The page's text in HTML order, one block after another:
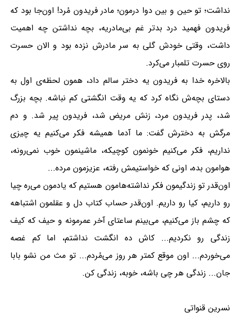
نداشت؛ تو حین و بین دوا درمون؛ مادر فریدون مُرد! اون‌جا بود که
فریدون فهمید درد بدتر غم بی‌مادریه، بچه نداشتن چه اهمیت
داشت، وقتی خودش گلی به سر مادرش نزده بود و الان حسرت
روی حسرت تلمبار می‌کرد.
بالاخره خدا به فریدون یه دختر سالم داد، همون لحظه‌ی اول به
دستای بچه‌ش نگاه کرد که یه وقت انگشتی کم نباشه. بچه بزرگ
شد، پدر فریدون مرد، زنش مریض شد، فریدون پیر شد. و دم
مرگش به دخترش گفت: ما آدما همیشه فکر می‌کنیم یه چیزی
نداریم، فکر می‌کنیم خونمون کوچیکه، ماشینمون خوب نمی‌رونه،
هوامون بده، اونی که خواستیمش رفته، عزیزمون مرده...
اون‌قدر تو زندگیمون فکر نداشته‌هامون هستیم که یادمون می‌ره چیا
رو داریم، کیا رو داریم. اون‌قدر حساب کتاب دل و عقلمون اشتباهه
که چشم باز می‌کنیم، می‌بینم ساعتای آخر عمرمونه و حیف که کیف
زندگی رو نکردیم... کاش ده انگشت نداشتم، اما کم غصه
می‌خوردم... اون موقع کمتر هر روز می‌مُردم... تو مث من نشو بابا
جان... زندگی هر چی باشه، خوبه، زندگی کن.
نسرین قنواتی